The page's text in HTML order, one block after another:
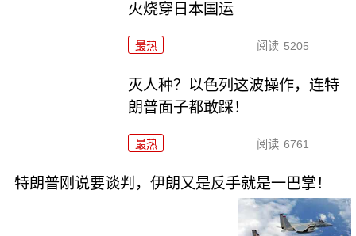
火烧穿日本国运
最热 阅读 5205
灭人种？以色列这波操作，连特
朗普面子都敢踩！
最热 阅读 6761
特朗普刚说要谈判，伊朗又是反手就是一巴掌！